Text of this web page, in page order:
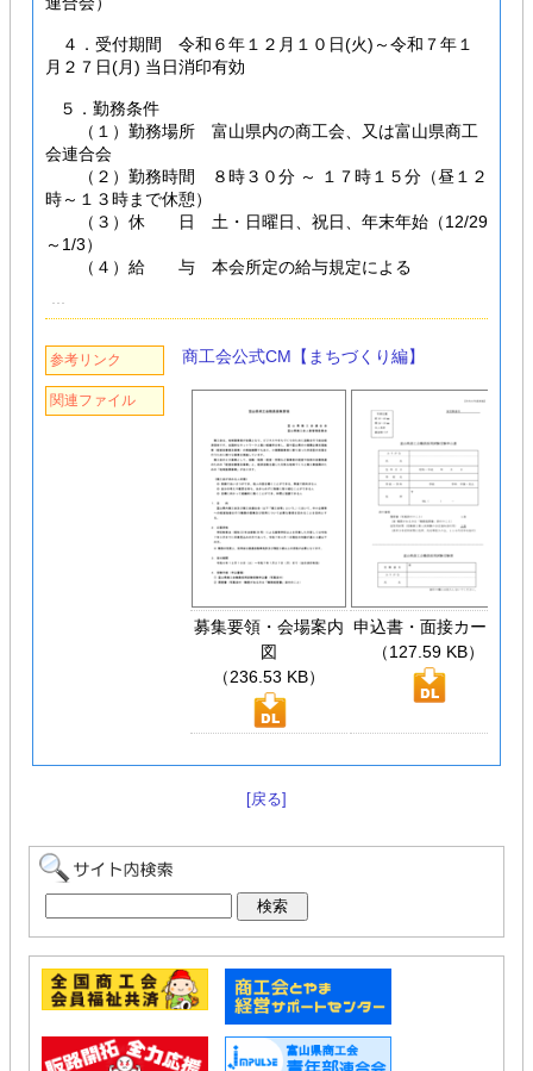
４．受付期間 令和６年１２月１０日(火)～令和７年１
月２７日(月) 当日消印有効
５．勤務条件
（１）勤務場所 富山県内の商工会、又は富山県商工
会連合会
（２）勤務時間 ８時３０分 ～ １７時１５分（昼１２
時～１３時まで休憩）
（３）休 日 土・日曜日、祝日、年末年始（12/29
～1/3）
（４）給 与 本会所定の給与規定による
参考リンク 商工会公式CM【まちづくり編】
関連ファイル
募集要領・会場案内
図
（236.53 KB）
申込書・面接カード
（127.59 KB）
[戻る]